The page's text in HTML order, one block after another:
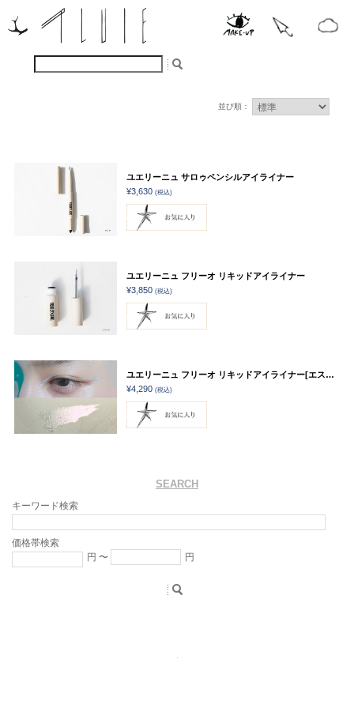
並び順：
ユエリーニュ サロゥペンシルアイライナー
¥3,630 (税込)
ユエリーニュ フリーオ リキッドアイライナー
¥3,850 (税込)
ユエリーニュ フリーオ リキッドアイライナー[エステラ/ノーチェ]
¥4,290 (税込)
SEARCH
キーワード検索
価格帯検索
円 〜
円